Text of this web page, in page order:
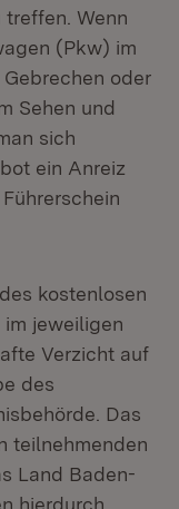
Wenn
(Pkw) im
oder
Sehen und
sich
ein Anreiz
kostenlosen
jeweiligen
Verzicht auf
des
Das
teilnehmenden
Land Baden-
hierdurch